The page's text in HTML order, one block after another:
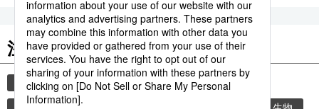
注目のキーワード
共同通信ニュース 観光
気象・災害